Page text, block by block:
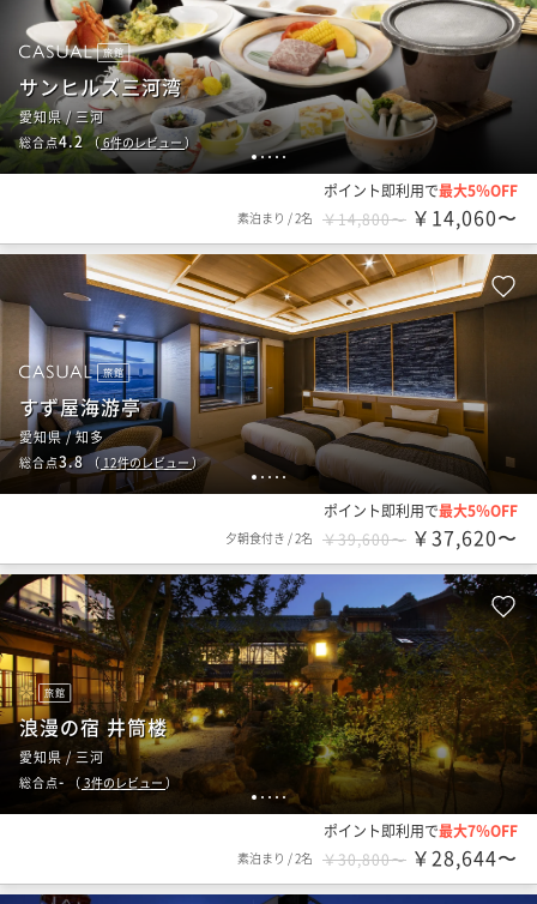
12345
旅館
サンヒルズ三河湾
愛知県 / 三河
総合点4.2 （6件のレビュー）
ポイント即利用で最大5％OFF
素泊まり /2名 ￥14,800〜 ￥14,060〜
1 2 3 4 5
旅館
すず屋海游亭
愛知県 / 知多
総合点3.8 （ 12件のレビュー）
ポイント即利用で最大5％OFF
夕朝食付き /2名 ￥39,600〜 ￥37,620〜
1 2 345
旅館
浪漫の宿 井筒楼
愛知県 / 三河
総合点- （ 3件のレビュー）
ポイント即利用で最大7％OFF
素泊まり /2名 ￥30,800〜 ￥28,644〜